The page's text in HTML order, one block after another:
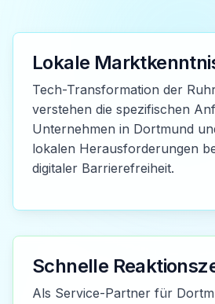
Lokale
Tech-Transformation der
verstehen die spezifischen
Unternehmen in Dortmund
lokalen Herausforderungen
digitaler Barrierefreiheit.
Schnelle
Als Service-Partner für